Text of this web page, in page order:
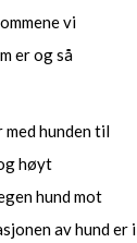
vi
er og så
hunden til
høyt
hund mot
av hund er i